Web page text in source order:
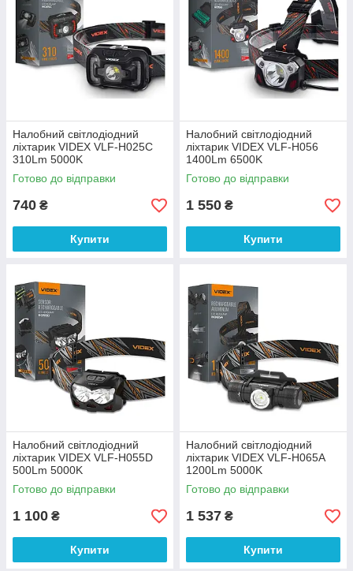
Налобний світлодіодний
ліхтарик VIDEX VLF-H025C
310Lm 5000K
Готово до відправки
740 ₴
Купити
Налобний світлодіодний
ліхтарик VIDEX VLF-H056
1400Lm 6500K
Готово до відправки
1 550 ₴
Купити
Налобний світлодіодний
ліхтарик VIDEX VLF-H055D
500Lm 5000K
Готово до відправки
1 100 ₴
Купити
Налобний світлодіодний
ліхтарик VIDEX VLF-H065A
1200Lm 5000K
Готово до відправки
1 537 ₴
Купити